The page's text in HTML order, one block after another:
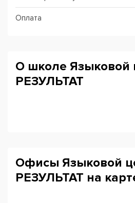
Оплата
О школе Языковой
РЕЗУЛЬТАТ
Офисы Языковой
РЕЗУЛЬТАТ на